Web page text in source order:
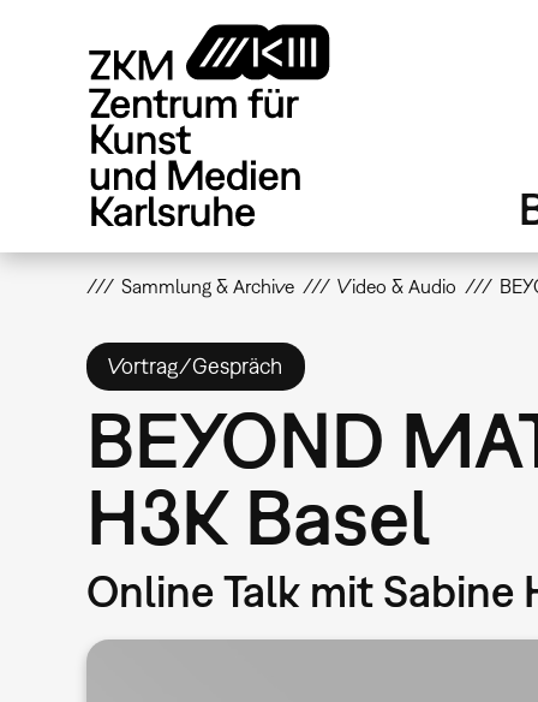
Sammlung & Archive Video & Audio
Vortrag/Gespräch
BEYOND
H3K Basel
Online Talk mit Sabine